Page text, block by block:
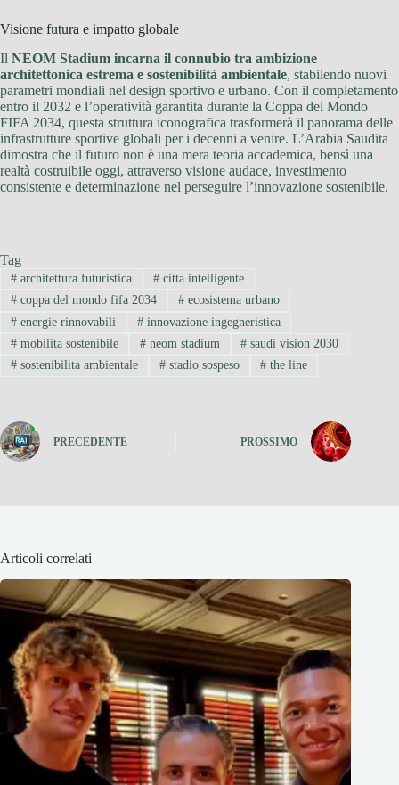
Visione futura e impatto globale
Il NEOM Stadium incarna il connubio tra ambizione
architettonica estrema e sostenibilità ambientale, stabilendo nuovi
parametri mondiali nel design sportivo e urbano. Con il completamento
entro il 2032 e l’operatività garantita durante la Coppa del Mondo
FIFA 2034, questa struttura iconografica trasformerà il panorama delle
infrastrutture sportive globali per i decenni a venire. L’Arabia Saudita
dimostra che il futuro non è una mera teoria accademica, bensì una
realtà costruibile oggi, attraverso visione audace, investimento
consistente e determinazione nel perseguire l’innovazione sostenibile.
Tag
#architettura futuristica #citta intelligente
#coppa del mondo fifa 2034 #ecosistema urbano
#energie rinnovabili #innovazione ingegneristica
#mobilita sostenibile #neom stadium # saudi vision 2030
#sostenibilita ambientale #stadio sospeso # the line
PRECEDENTE PROSSIMO
Articoli correlati